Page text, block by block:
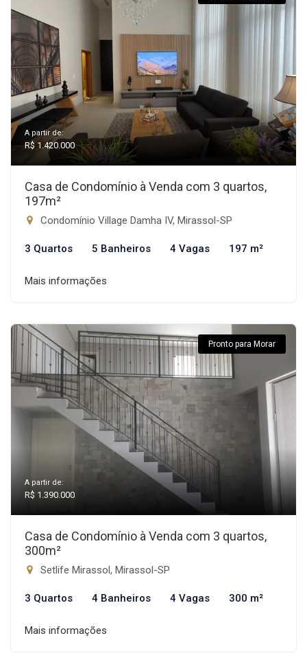
A partir de:
R$ 1.420.000
Casa de Condomínio à Venda com 3 quartos,
197m²
Condomínio Village Damha IV, Mirassol-SP
3 Quartos 5 Banheiros 4 Vagas 197 m²
Mais informações
Pronto para Morar
A partir de:
R$ 1.390.000
Casa de Condomínio à Venda com 3 quartos,
300m²
Setlife Mirassol, Mirassol-SP
3 Quartos 4 Banheiros 4 Vagas 300 m²
Mais informações